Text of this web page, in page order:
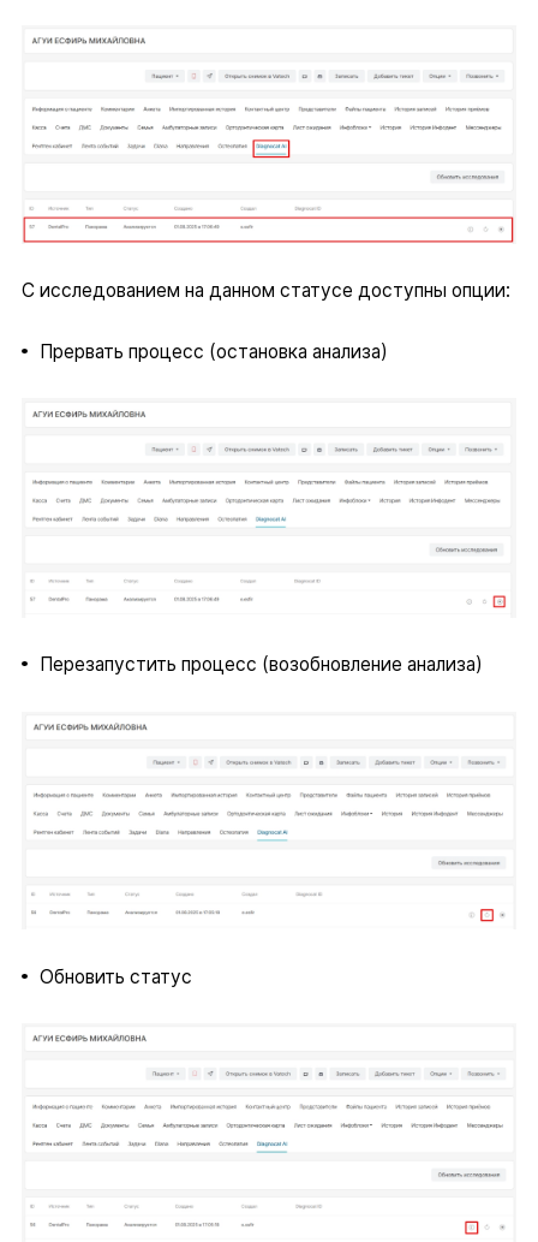
С исследованием на данном статусе доступны опции:
Прервать процесс (остановка анализа)
Перезапустить процесс (возобновление анализа)
Обновить статус